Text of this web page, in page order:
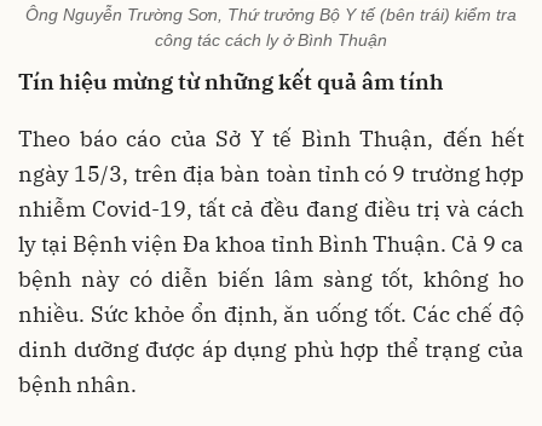
Ông Nguyễn Trường Sơn, Thứ trưởng Bộ Y tế (bên trái) kiểm tra
công tác cách ly ở Bình Thuận
Tín hiệu mừng từ những kết quả âm tính
Theo báo cáo của Sở Y tế Bình Thuận, đến hết
ngày 15/3, trên địa bàn toàn tỉnh có 9 trường hợp
nhiễm Covid-19, tất cả đều đang điều trị và cách
ly tại Bệnh viện Đa khoa tỉnh Bình Thuận. Cả 9 ca
bệnh này có diễn biến lâm sàng tốt, không ho
nhiều. Sức khỏe ổn định, ăn uống tốt. Các chế độ
dinh dưỡng được áp dụng phù hợp thể trạng của
bệnh nhân.